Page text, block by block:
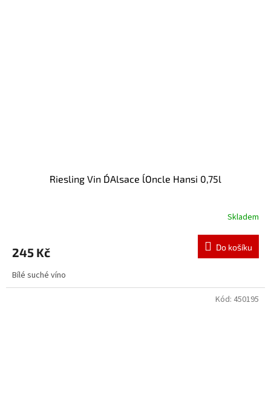
Riesling Vin D´Alsace l´Oncle Hansi 0,75l
Skladem
245 Kč Do košíku
Bílé suché víno
Kód: 450195